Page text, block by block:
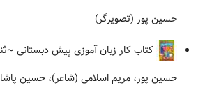
حسین پور (تصویرگر)
کتاب کار زبان آموزی پیش دبستانی
حسین پور، مریم اسلامی (شاعر)، حسین